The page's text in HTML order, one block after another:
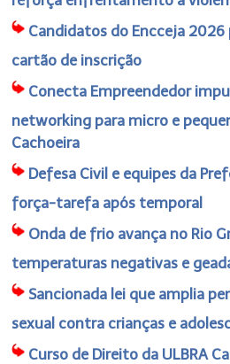
Candidatos do Encceja
cartão de inscrição
Conecta Empreendedor
networking para micro e
Cachoeira
Defesa Civil e equipes da
força-tarefa após temporal
Onda de frio avança no Rio
temperaturas negativas e
Sancionada lei que amplia
sexual contra crianças e
Curso de Direito da ULBRA